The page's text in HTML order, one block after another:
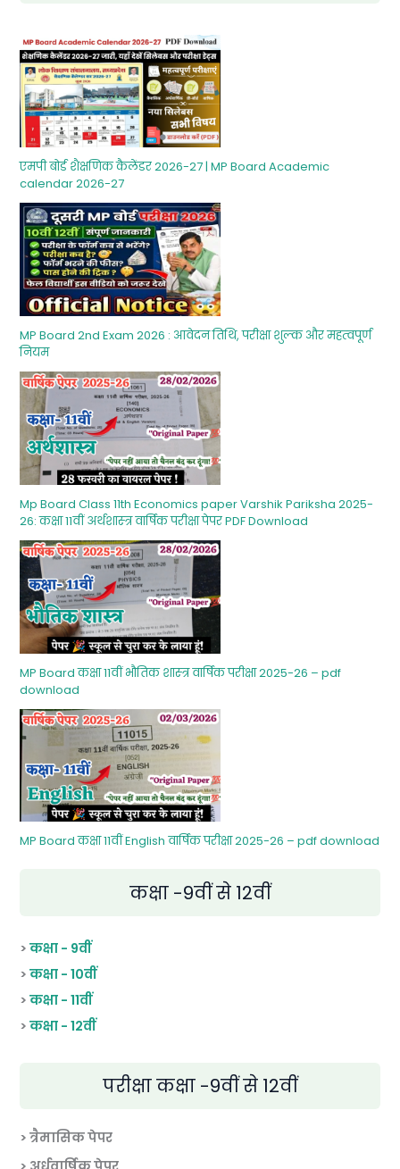
एमपी बोर्ड शैक्षणिक कैलेंडर 2026-27 | MP Board Academic
calendar 2026-27
MP Board 2nd Exam 2026 : आवेदन तिथि, परीक्षा शुल्‍क और महत्‍वपूर्ण
नियम
Mp Board Class 11th Economics paper Varshik Pariksha 2025-
26: कक्षा 11वीं अर्थशास्‍त्र वार्षिक परीक्षा पेपर PDF Download
MP Board कक्षा 11वीं भौतिक शास्‍त्र वार्षिक परीक्षा 2025-26 – pdf
download
MP Board कक्षा 11वीं English वार्षिक परीक्षा 2025-26 – pdf download
कक्षा -9वीं से 12वीं
>कक्षा - 9वीं
>कक्षा - 10वीं
>कक्षा - 11वीं
>कक्षा - 12वीं
परीक्षा कक्षा -9वीं से 12वीं
> त्रैमासिक पेपर